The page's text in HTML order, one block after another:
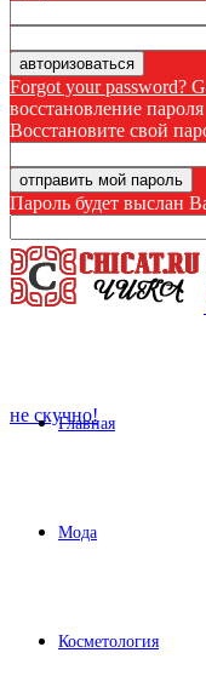
Forgot your password?
восстановление пароля
Восстановите свой
Пароль будет выслан
не скучно!
Главная
Мода
Косметология